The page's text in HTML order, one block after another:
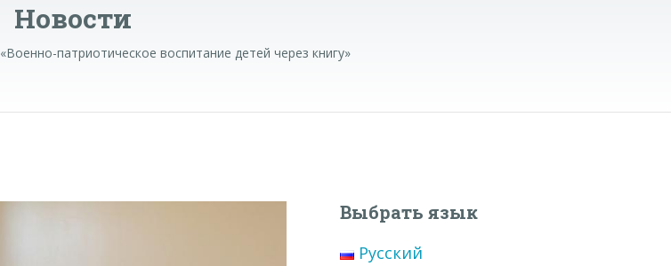
Новости
«Военно-патриотическое воспитание детей через книгу»
Выбрать язык
Русский